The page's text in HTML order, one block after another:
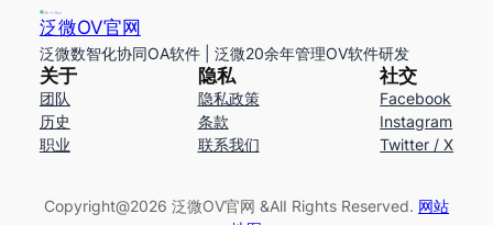
泛微OV官网
泛微数智化协同OA软件 | 泛微20余年管理OV软件研发
关于
团队
历史
职业
隐私
隐私政策
条款
联系我们
社交
Facebook
Instagram
Twitter / X
Copyright@2026 泛微OV官网 &AlI Rights Reserved. 网站